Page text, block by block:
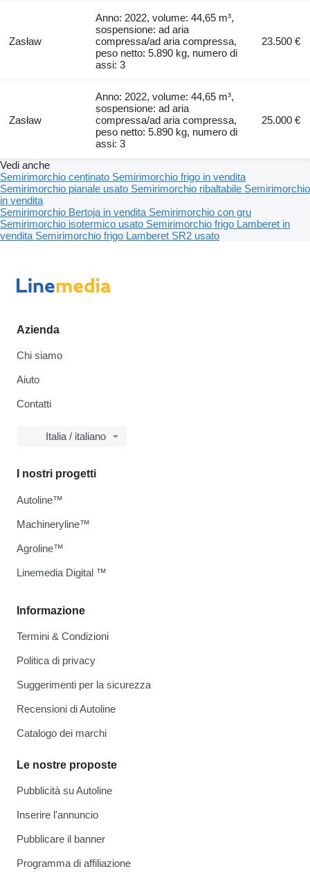
Zasław
Anno: 2022, volume: 44,65 m³,
sospensione: ad aria
compressa/ad aria compressa,
peso netto: 5.890 kg, numero di
assi: 3
23.500 €
Zasław
Anno: 2022, volume: 44,65 m³,
sospensione: ad aria
compressa/ad aria compressa,
peso netto: 5.890 kg, numero di
assi: 3
25.000 €
Vedi anche
Semirimorchio centinato Semirimorchio frigo in vendita
Semirimorchio pianale usato Semirimorchio ribaltabile Semirimorchio
in vendita
Semirimorchio Bertoja in vendita Semirimorchio con gru
Semirimorchio isotermico usato Semirimorchio frigo Lamberet in
vendita Semirimorchio frigo Lamberet SR2 usato
Azienda
Chi siamo
Aiuto
Contatti
Italia / italiano
Informazione
Termini & Condizioni
Politica di privacy
Suggerimenti per la sicurezza
Recensioni di Autoline
Catalogo dei marchi
Le nostre proposte
Pubblicità su Autoline
Inserire l'annuncio
Pubblicare il banner
Programma di affiliazione
I nostri progetti
Autoline™
Machineryline™
Agroline™
Linemedia Digital ™